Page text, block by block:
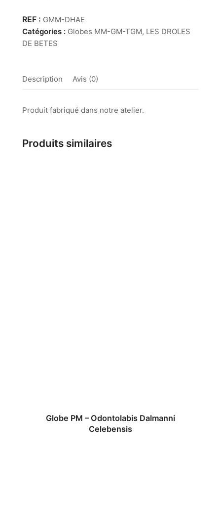
MM
-
3
GMM-DHAE
Catégories : Globes MM-GM-TGM, LES DROLES
DE BETES
Description Avis (0)
Produit fabriqué dans notre atelier.
Produits similaires
Globe PM – Odontolabis Dalmanni
Celebensis